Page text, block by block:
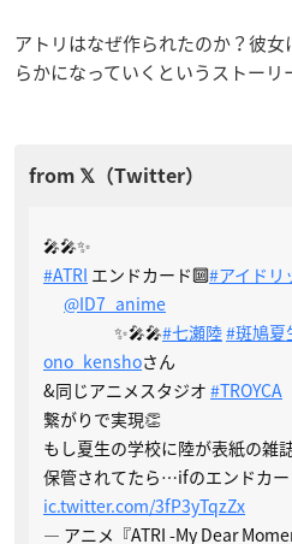
アトリはなぜ作られたのか？彼
らかになっていくというストーリ
🎤🎤✨️
#ATRI エンドカード🔟#アイドリ
@ID7_anime
✨️🎤🎤#七瀬陸#斑鳩夏
ono_kenshoさん
&同じアニメスタジオ #TROYCA
繋がりで実現👏
もし夏生の学校に陸が表紙の雑
保管されてたら…ifのエンドカ
ic.twitter.com/3fP3yTqzZx
— アニメ『ATRI -My Dear